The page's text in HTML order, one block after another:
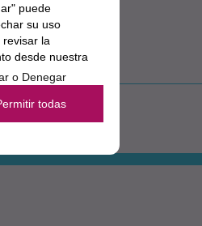
este producto.
puede
su uso
la
desde nuestra
o Denegar
todas